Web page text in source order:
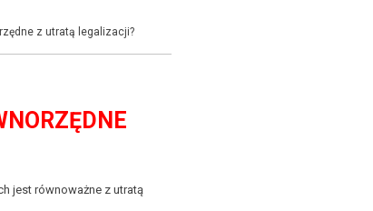
z utratą legalizacji?
jest równoważne z utratą